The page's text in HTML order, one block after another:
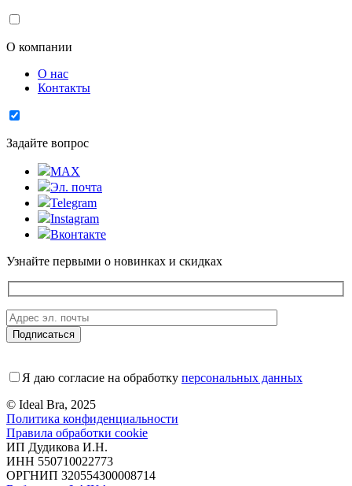
О компании
О нас
Контакты
Задайте вопрос
MAX
Эл. почта
Telegram
Instagram
Вконтакте
Узнайте первыми о новинках и скидках
Я даю согласие на обработку персональных данных
© Ideal Bra, 2025
Политика конфиденциальности
Правила обработки cookie
ИП Дудикова И.Н.
ИНН 550710022773
ОРГНИП 320554300008714